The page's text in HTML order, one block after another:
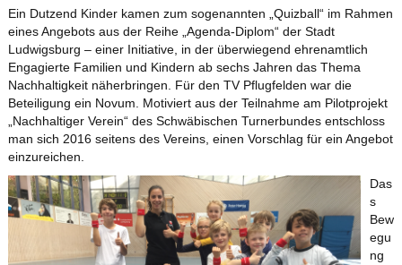
Ein Dutzend Kinder kamen zum sogenannten „Quizball“ im Rahmen
eines Angebots aus der Reihe „Agenda-Diplom“ der Stadt
Ludwigsburg – einer Initiative, in der überwiegend ehrenamtlich
Engagierte Familien und Kindern ab sechs Jahren das Thema
Nachhaltigkeit näherbringen. Für den TV Pflugfelden war die
Beteiligung ein Novum. Motiviert aus der Teilnahme am Pilotprojekt
„Nachhaltiger Verein“ des Schwäbischen Turnerbundes entschloss
man sich 2016 seitens des Vereins, einen Vorschlag für ein Angebot
einzureichen.
Das
s
Bew
egu
ng